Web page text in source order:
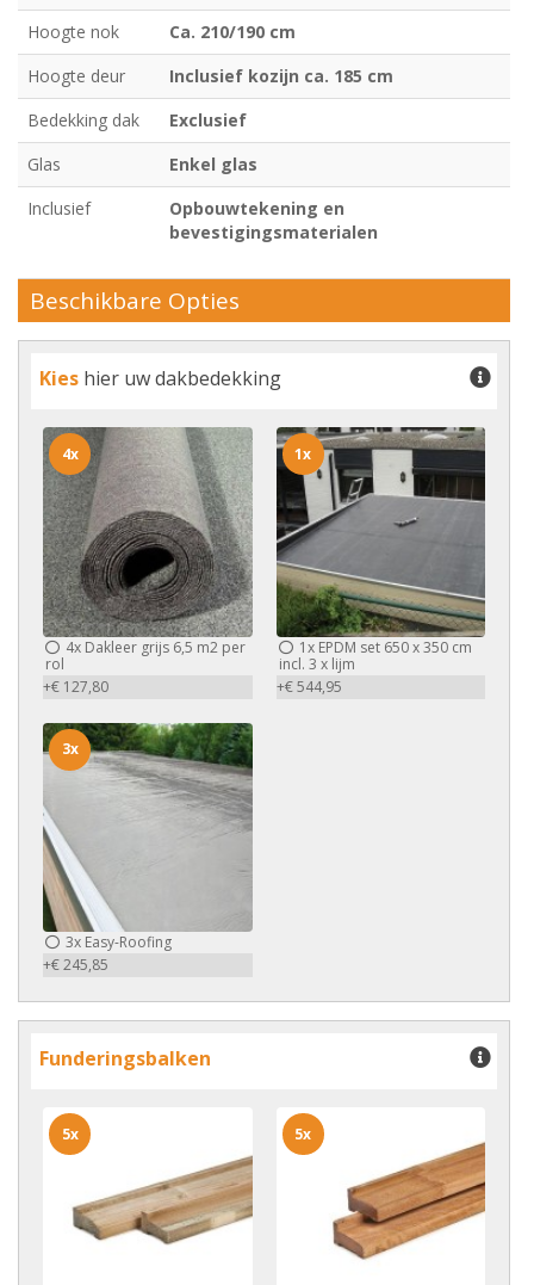
Hoogte nok
Ca. 210/190 cm
Hoogte deur
Inclusief kozijn ca. 185 cm
Bedekking dak
Exclusief
Glas
Enkel glas
Inclusief
Opbouwtekening en
bevestigingsmaterialen
Beschikbare Opties
Kies hier uw dakbedekking
4x Dakleer grijs 6,5 m2 per
rol
+€ 127,80
4x
1xEPDM set 650 x 350 cm
incl. 3 x lijm
+€ 544,95
1x
3x Easy-Roofing
+€ 245,85
3x
Funderingsbalken
5x 5x